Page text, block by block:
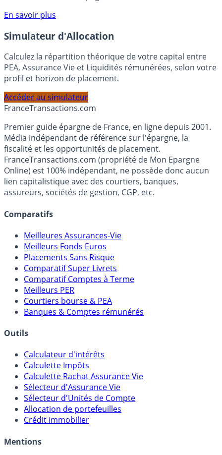
Voir conditions sur la page dédiée à cette offre.
En savoir plus
Simulateur d'Allocation
Calculez la répartition théorique de votre capital entre
profil et horizon de placement.
FranceTransactions.com
Premier guide épargne de France, en ligne depuis 2001.
Média indépendant de référence sur l'épargne, la
fiscalité et les opportunités de placement.
FranceTransactions.com (propriété de Mon Epargne
Online) est 100% indépendant, ne possède donc aucun
assureurs, sociétés de gestion, CGP, etc.
Comparatifs
Meilleures Assurances-Vie
Meilleurs Fonds Euros
Placements Sans Risque
Comparatif Super Livrets
Comparatif Comptes à Terme
Meilleurs PER
Banques & Comptes rémunérés
Outils
Calculateur d'intérêts
Calculette Impôts
Calculette Rachat Assurance Vie
Sélecteur d'Assurance Vie
Sélecteur d'Unités de Compte
Crédit immobilier